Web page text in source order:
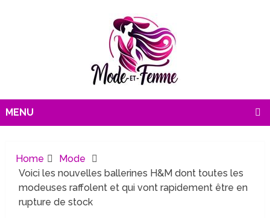
MENU
Home
Mode
Voici les nouvelles ballerines H&M dont toutes les
modeuses raffolent et qui vont rapidement être en
rupture de stock